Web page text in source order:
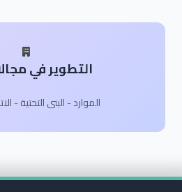
التطوير في
الموارد - البنى التحتية -